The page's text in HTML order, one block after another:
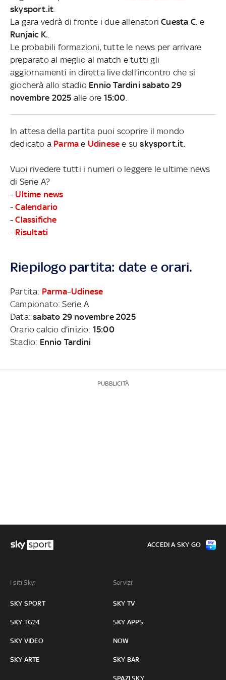
skysport.it
La gara vedrà di fronte i due allenatoriCuesta C. e
Runjaic K.
Le probabili formazioni, tutte le news per arrivare
preparato al meglio al match e tutti gli
aggiornamenti in diretta live dell’incontro che si
giocherà allo stadio Ennio Tardini sabato 29
novembre 2025 alle ore 15:00
In attesa della partita puoi scoprire il mondo
dedicato a Parma e Udinese e suskysport.it.
Vuoi rivedere tutti i numeri o leggere le ultime news
di Serie A?
- Ultime news
-Calendario
-Classifiche
- Risultati
Riepilogo partita: date e orari.
Partita: Parma–Udinese
Campionato: Serie A
Data:sabato 29 novembre 2025
Orario calcio d’inizio: 15:00
Stadio: Ennio Tardini
PUBBLICITÀ
I siti Sky:
SKY SPORT
SKY TG24
SKY VIDEO
SKY ARTE
Servizi:
SKY TV
SKY APPS
NOW
SKY BAR
SPAZI SKY
ACCEDI A SKY GO